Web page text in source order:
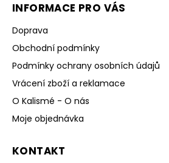
INFORMACE PRO VÁS
Doprava
Obchodní podmínky
Podmínky ochrany osobních údajů
Vrácení zboží a reklamace
O Kalismé - O nás
Moje objednávka
KONTAKT